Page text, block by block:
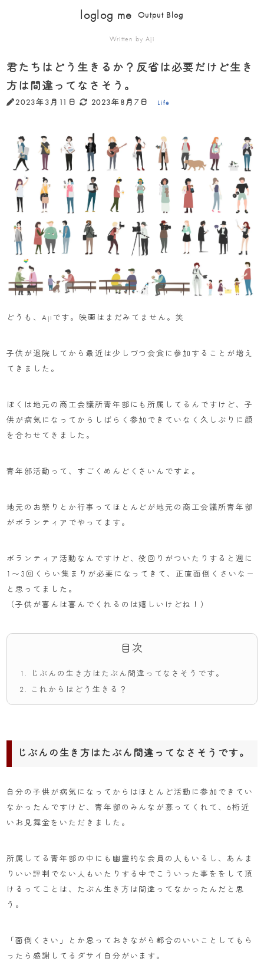
loglog me Output Blog
Written by Aji
君たちはどう生きるか？反省は必要だけど生き
方は間違ってなさそう。
2023年3月11日 2023年8月7日 Life
どうも、Ajiです。映画はまだみてません。笑
子供が退院してから最近は少しづつ会食に参加することが増え
てきました。
ぼくは地元の商工会議所青年部にも所属してるんですけど、子
供が病気になってからしばらく参加できていなく久しぶりに顔
を合わせてきました。
青年部活動って、すごくめんどくさいんですよ。
地元のお祭りとか行事ってほとんどが地元の商工会議所青年部
がボランティアでやってます。
ボランティア活動なんですけど、役回りがついたりすると週に
1〜3回くらい集まりが必要になってきて、正直面倒くさいなー
と思ってました。
（子供が喜んは喜んでくれるのは嬉しいけどね！）
目次
じぶんの生き方はたぶん間違ってなさそうです。
これからはどう生きる？
じぶんの生き方はたぶん間違ってなさそうです。
自分の子供が病気になってからはほとんど活動に参加できてい
なかったんですけど、青年部のみんなが募ってくれて、6桁近
いお見舞金をいただきました。
所属してる青年部の中にも幽霊的な会員の人もいるし、あんま
りいい評判でない人もいたりする中でこういった事ををして頂
けるってことは、たぶん生き方は間違ってなかったんだと思
う。
「面倒くさい」とか思っておきながら都合のいいことしてもら
ったら感謝してるダサイ自分がいます。